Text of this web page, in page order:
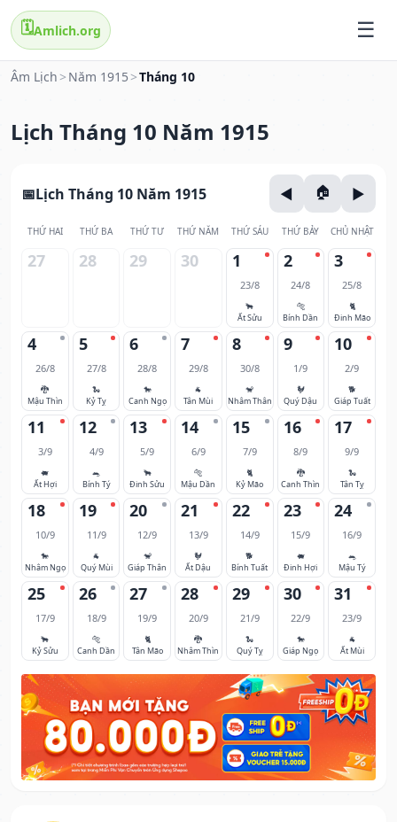
🗓️Amlich.org
Âm Lịch > Năm 1915 >Tháng 10
Lịch Tháng 10 Năm 1915
Lịch Tháng 10 Năm 1915
THỨ HAI THỨ BA THỨ TƯ THỨ NĂM THỨ SÁU THỨ BẢY CHỦ NHẬT
27 28 29 30 1
23/8
🐂
Ất Sửu
2
24/8
🐅
Bính Dần
3
25/8
🐈
Đinh Mão
4
26/8
🐉
Mậu Thìn
5
27/8
🐍
Kỷ Tỵ
6
28/8
🐎
Canh Ngọ
7
29/8
🐐
Tân Mùi
8
30/8
🐒
Nhâm Thân
9
1/9
🐓
Quý Dậu
10
2/9
🐕
Giáp Tuất
11
3/9
🐖
Ất Hợi
12
4/9
🐀
Bính Tý
13
5/9
🐂
Đinh Sửu
14
6/9
🐅
Mậu Dần
15
7/9
🐈
Kỷ Mão
16
8/9
🐉
Canh Thìn
17
9/9
🐍
Tân Tỵ
18
10/9
🐎
Nhâm Ngọ
19
11/9
🐐
Quý Mùi
20
12/9
🐒
Giáp Thân
21
13/9
🐓
Ất Dậu
22
14/9
🐕
Bính Tuất
23
15/9
🐖
Đinh Hợi
24
16/9
🐀
Mậu Tý
25
17/9
🐂
Kỷ Sửu
26
18/9
🐅
Canh Dần
27
19/9
🐈
Tân Mão
28
20/9
🐉
Nhâm Thìn
29
21/9
🐍
Quý Tỵ
30
22/9
🐎
Giáp Ngọ
31
23/9
🐐
Ất Mùi